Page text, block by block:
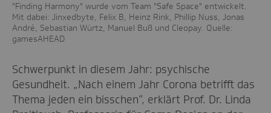
"Finding Harmony" wurde vom Team "Safe Space" entwickelt.
Mit dabei: Jinxedbyte, Felix B, Heinz Rink, Phillip Nuss, Jonas
André, Sebastian Würtz, Manuel Buß und Cleopay. Quelle:
gamesAHEAD
Schwerpunkt in diesem Jahr: psychische
Gesundheit. „Nach einem Jahr Corona betrifft das
Thema jeden ein bisschen“, erklärt Prof. Dr. Linda